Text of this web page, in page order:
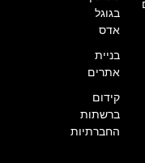
בגוגל
אדס
בניית
אתרים
קידום
ברשתות
החברתיות